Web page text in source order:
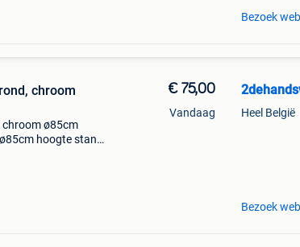
Bezoek
chroom
chroom ø85cm
hoogte stand
€ 75,00
Vandaag Heel België
Bezoek